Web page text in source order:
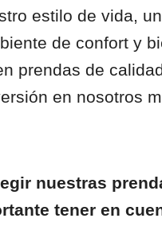
estilo de vida,
de confort y
prendas de
en nosotros
nuestras
tener en